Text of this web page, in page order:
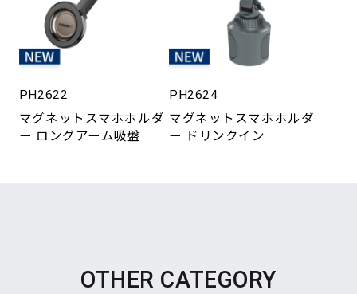
PH2622
マグネットスマホホルダ
ー ロングアーム吸盤
PH2624
マグネットスマホホルダ
ー ドリンクイン
OTHER CATEGORY